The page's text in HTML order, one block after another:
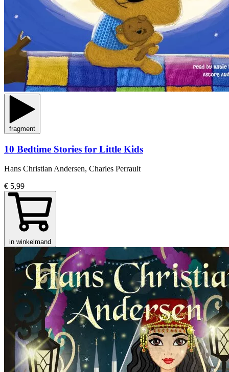
fragment
10 Bedtime Stories for Little Kids
Hans Christian Andersen, Charles Perrault
€ 5,99
in winkelmand